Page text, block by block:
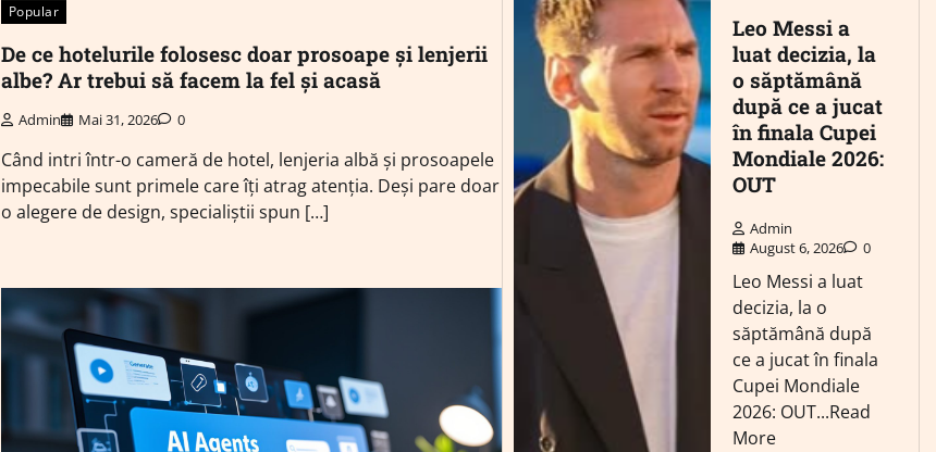
Popular
De ce hotelurile folosesc doar prosoape și lenjerii
albe? Ar trebui să facem la fel și acasă
Admin Mai 31, 2026 0
Când intri într-o cameră de hotel, lenjeria albă și prosoapele
impecabile sunt primele care îți atrag atenția. Deși pare doar
o alegere de design, specialiștii spun […]
Leo Messi a
luat decizia, la
o săptămână
după ce a jucat
în finala Cupei
Mondiale 2026:
OUT
Admin
August 6, 2026
0
Leo Messi a luat
decizia, la o
săptămână după
ce a jucat în finala
Cupei Mondiale
2026: OUT...Read
More